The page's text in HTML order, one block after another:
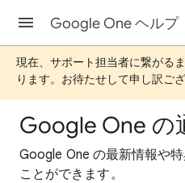
Google One ヘルプ
現在、サポート担当者に繋がる
ります。お待たせして申し訳ござ
Google One の
Google One の最新情報や
ことができます。